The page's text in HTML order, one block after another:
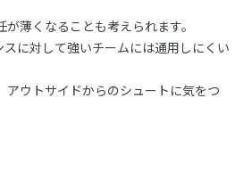
薄くなることも考えられます。
に対して強いチームには通用しにくい
アウトサイドからのシュートに気をつ